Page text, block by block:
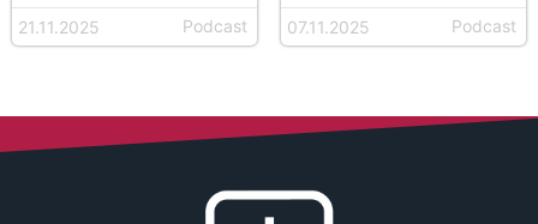
21.11.2025 Podcast 07.11.2025 Podcast